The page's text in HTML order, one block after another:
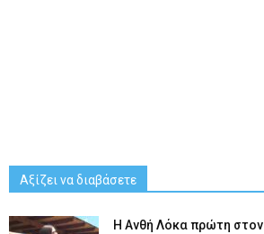
Αξίζει να διαβάσετε
Η Ανθή Λόκα πρώτη